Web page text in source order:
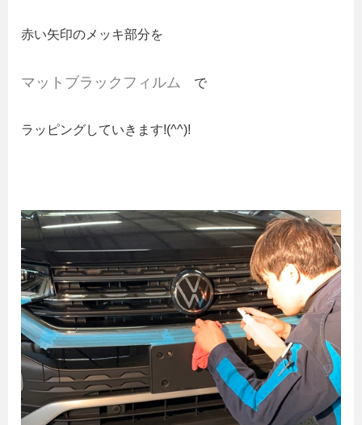
赤い矢印のメッキ部分を
マットブラックフィルム で
ラッピングしていきます!(^^)!